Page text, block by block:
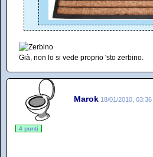
Già, non lo si vede proprio 'sto zerbino.
Marok 18/01/2010, 03:36
4 punti